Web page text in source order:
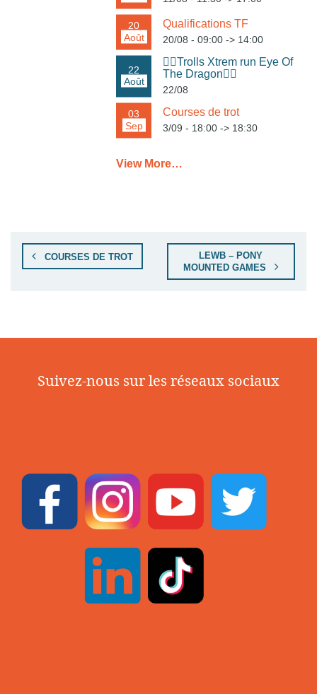
COURSES DE TROT
LEWB – PONY
MOUNTED GAMES
Suivez-nous sur les réseaux sociaux
Août
20 Qualifications TF
20/08 - 09:00 -> 14:00
Août
22
🏃‍♀️Trolls Xtrem run Eye Of
The Dragon🏃‍♂️
22/08
Sep
03 Courses de trot
3/09 - 18:00 -> 18:30
View More…